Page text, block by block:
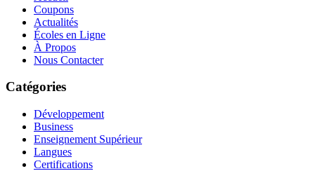
Coupons
Actualités
Écoles en Ligne
À Propos
Nous Contacter
Catégories
Développement
Business
Enseignement Supérieur
Langues
Certifications